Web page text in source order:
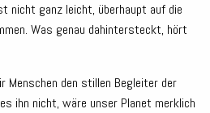
nicht ganz leicht, überhaupt auf die
Was genau dahintersteckt, hört
Menschen den stillen Begleiter der
es ihn nicht, wäre unser Planet merklich